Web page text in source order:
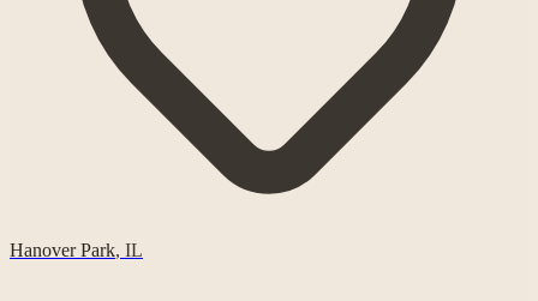
Hanover Park, IL